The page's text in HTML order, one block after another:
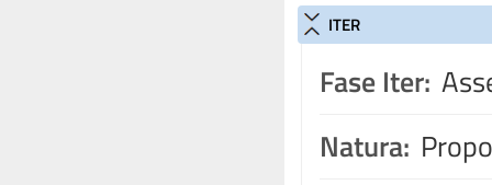
ITER
Fase Iter:
Natura: